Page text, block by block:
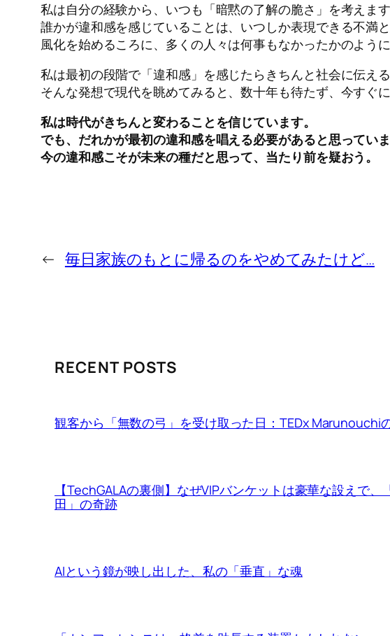
私は自分の経験から、いつも「暗黙の了解の脆さ」を考えます
誰かが違和感を感じていることは、いつしか表現できる不満
風化を始めるころに、多くの人々は何事もなかったかのよう
私は最初の段階で「違和感」を感じたらきちんと社会に伝え
そんな発想で現代を眺めてみると、数十年も待たず、今すぐ
私は時代がきちんと変わることを信じています。
でも、だれかが最初の違和感を唱える必要があると思っていま
今の違和感こそが未来の種だと思って、当たり前を疑おう。
← 毎日家族のもとに帰るのをやめてみたけど…
RECENT POSTS
観客から「無数の弓」を受け取った日：TEDx Marunouchi
【TechGALAの裏側】なぜVIPバンケットは豪華な設えで
田」の奇跡
AIという鏡が映し出した、私の「垂直」な魂